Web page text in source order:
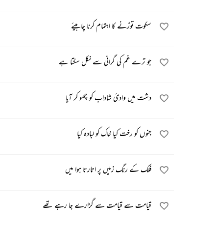
سکوت توڑنے کا اہتمام کرنا چاہیئے
جو ترے غم کی گرانی سے نکل سکتا ہے
دشت میں وادئ شاداب کو چھو کر آیا
جنوں کو رخت کیا خاک کو لبادہ کیا
فلک کے رنگ زمیں پر اتارتا ہوا میں
قیامت سے قیامت سے گزارے جا رہے تھے